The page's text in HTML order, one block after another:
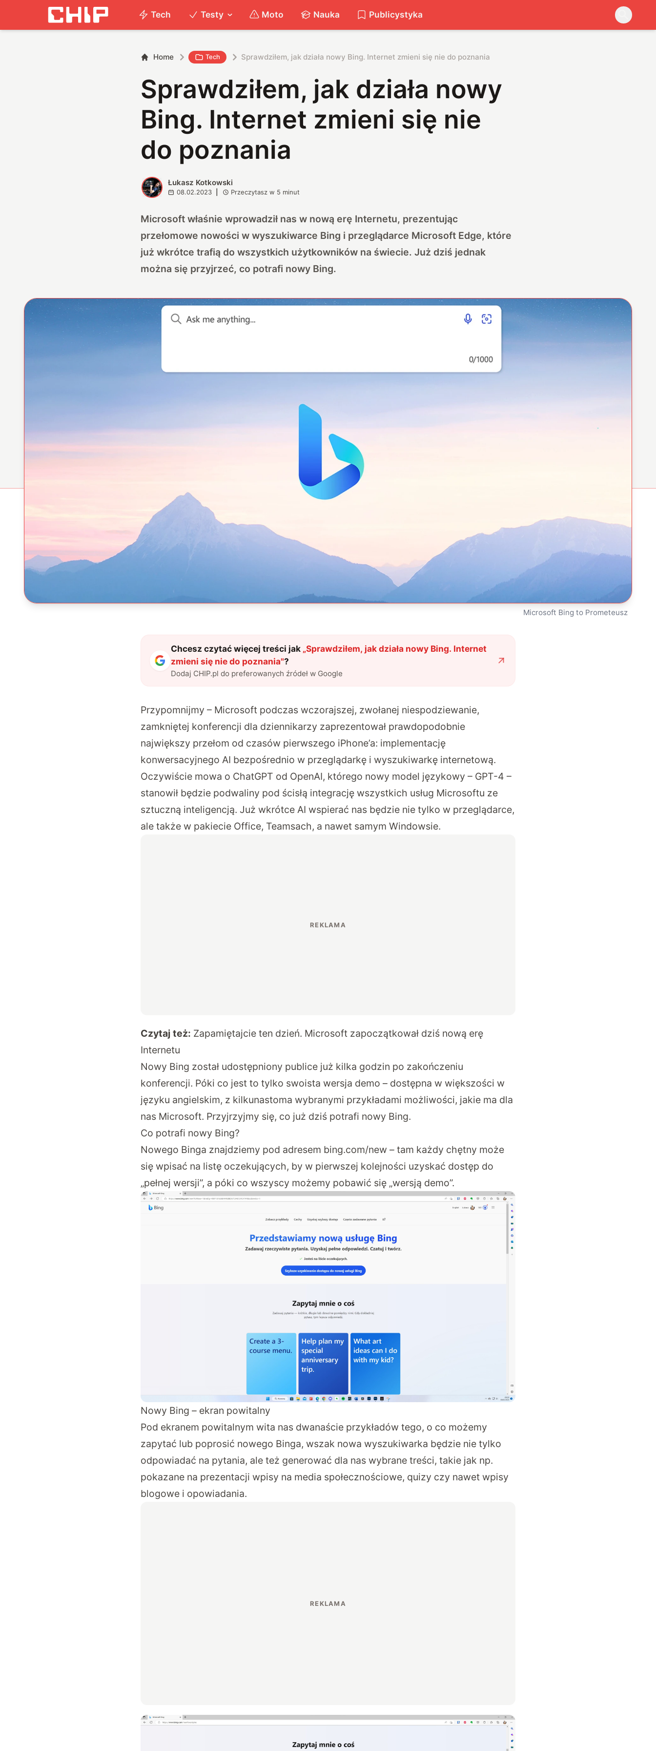
Tech Testy Moto Nauka Publicystyka
Home Tech Sprawdziłem, jak działa nowy Bing. Internet zmieni się nie do poznania
Sprawdziłem, jak działa nowy
Bing. Internet zmieni się nie
do poznania
Ł Łukasz Kotkowski
08.02.2023 Przeczytasz w 5 minut
Microsoft właśnie wprowadził nas w nową erę Internetu, prezentując
przełomowe nowości w wyszukiwarce Bing i przeglądarce Microsoft Edge, które
już wkrótce trafią do wszystkich użytkowników na świecie. Już dziś jednak
można się przyjrzeć, co potrafi nowy Bing.
Microsoft Bing to Prometeusz
Chcesz czytać więcej treści jak „Sprawdziłem, jak działa nowy Bing. Internet
zmieni się nie do poznania"?
Dodaj CHIP.pl do preferowanych źródeł w Google
Przypomnijmy – Microsoft podczas wczorajszej, zwołanej niespodziewanie,
zamkniętej konferencji dla dziennikarzy zaprezentował prawdopodobnie
największy przełom od czasów pierwszego iPhone’a: implementację
konwersacyjnego AI bezpośrednio w przeglądarkę i wyszukiwarkę internetową.
Oczywiście mowa o ChatGPT od OpenAI, którego nowy model językowy – GPT-4 –
stanowił będzie podwaliny pod ścisłą integrację wszystkich usług Microsoftu ze
sztuczną inteligencją. Już wkrótce AI wspierać nas będzie nie tylko w przeglądarce,
ale także w pakiecie Office, Teamsach, a nawet samym Windowsie.
Czytaj też: Zapamiętajcie ten dzień. Microsoft zapoczątkował dziś nową erę
Internetu
Nowy Bing został udostępniony publice już kilka godzin po zakończeniu
konferencji. Póki co jest to tylko swoista wersja demo – dostępna w większości w
języku angielskim, z kilkunastoma wybranymi przykładami możliwości, jakie ma dla
nas Microsoft. Przyjrzyjmy się, co już dziś potrafi nowy Bing.
Co potrafi nowy Bing?
Nowego Binga znajdziemy pod adresem bing.com/new – tam każdy chętny może
się wpisać na listę oczekujących, by w pierwszej kolejności uzyskać dostęp do
„pełnej wersji”, a póki co wszyscy możemy pobawić się „wersją demo”.
Nowy Bing – ekran powitalny
Pod ekranem powitalnym wita nas dwanaście przykładów tego, o co możemy
zapytać lub poprosić nowego Binga, wszak nowa wyszukiwarka będzie nie tylko
odpowiadać na pytania, ale też generować dla nas wybrane treści, takie jak np.
pokazane na prezentacji wpisy na media społecznościowe, quizy czy nawet wpisy
blogowe i opowiadania.